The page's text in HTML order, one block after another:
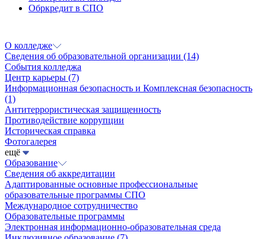
Обркредит в СПО
О колледже
Сведения об образовательной организации (14)
События колледжа
Центр карьеры (7)
Информационная безопасность и Комплексная безопасность
(1)
Антитеррористическая защищенность
Противодействие коррупции
Историческая справка
Фотогалерея
ещё
Образование
Сведения об аккредитации
Адаптированные основные профессиональные
образовательные программы СПО
Международное сотрудничество
Образовательные программы
Электронная информационно-образовательная среда